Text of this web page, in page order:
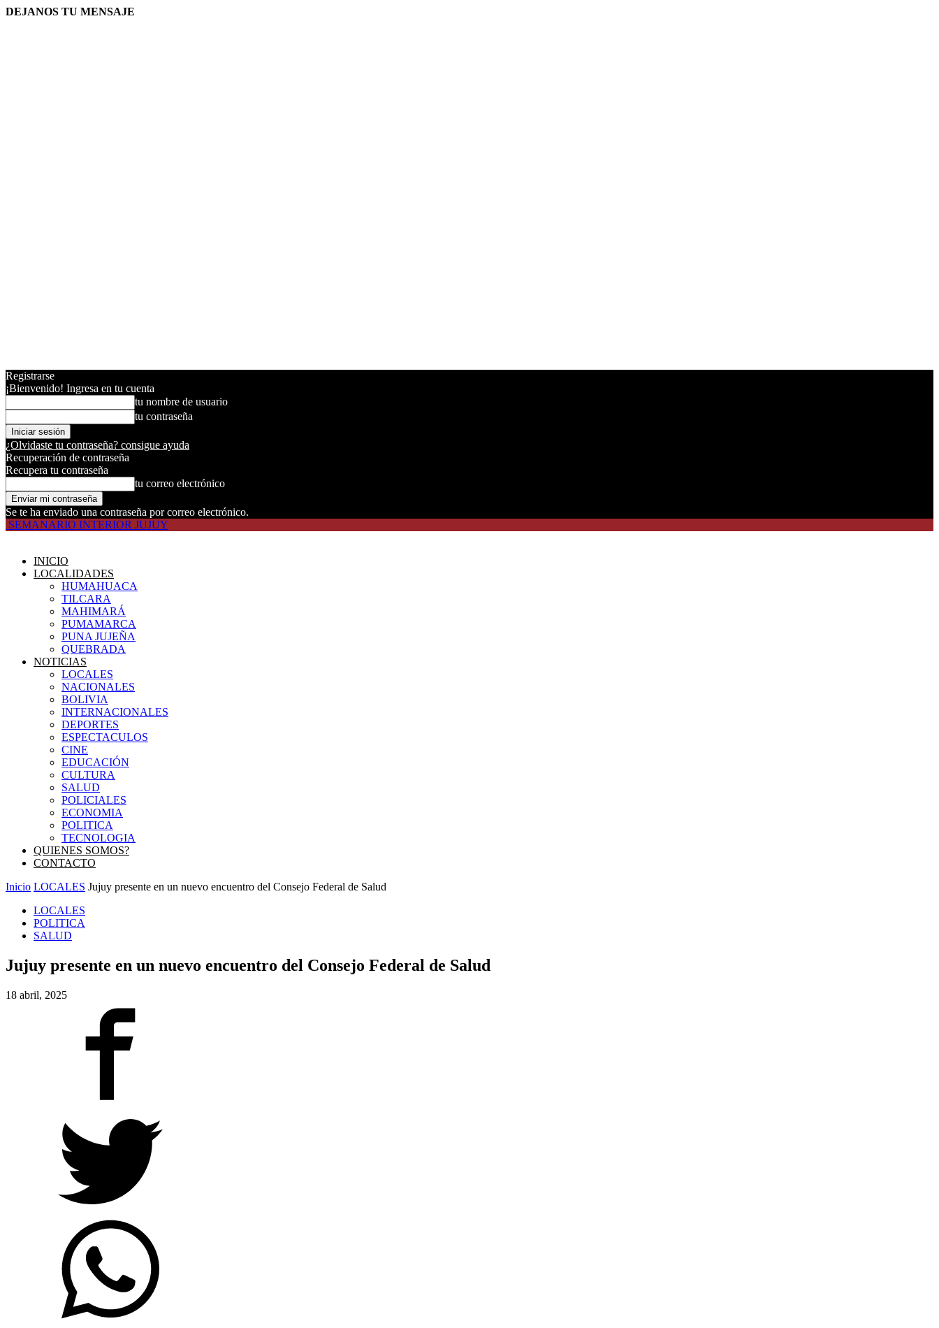
DEJANOS TU MENSAJE
Registrarse
¡Bienvenido! Ingresa en tu cuenta
tu nombre de usuario
tu contraseña
¿Olvidaste tu contraseña? consigue ayuda
Recuperación de contraseña
Recupera tu contraseña
tu correo electrónico
Se te ha enviado una contraseña por correo electrónico.
SEMANARIO INTERIOR JUJUY
INICIO
LOCALIDADES
HUMAHUACA
TILCARA
MAHIMARÁ
PUMAMARCA
PUNA JUJEÑA
QUEBRADA
NOTICIAS
LOCALES
NACIONALES
BOLIVIA
INTERNACIONALES
DEPORTES
ESPECTACULOS
CINE
EDUCACIÓN
CULTURA
SALUD
POLICIALES
ECONOMIA
POLITICA
TECNOLOGIA
QUIENES SOMOS?
CONTACTO
Inicio LOCALES Jujuy presente en un nuevo encuentro del Consejo Federal de Salud
LOCALES
POLITICA
SALUD
Jujuy presente en un nuevo encuentro del Consejo Federal de Salud
18 abril, 2025